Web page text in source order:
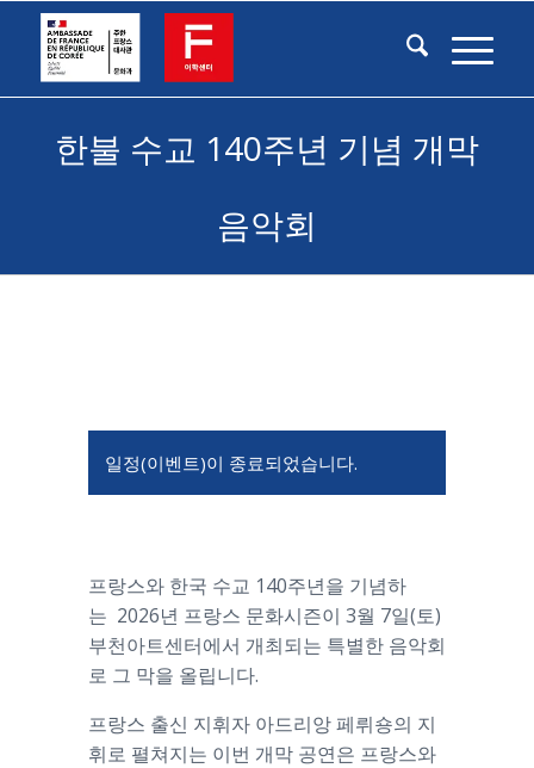
한불 수교 140주년 기념 개막
음악회
일정(이벤트)이 종료되었습니다.
프랑스와 한국 수교 140주년을 기념하
는 2026년 프랑스 문화시즌이 3월 7일(토)
부천아트센터에서 개최되는 특별한 음악회
로 그 막을 올립니다.
프랑스 출신 지휘자 아드리앙 페뤼숑의 지
휘로 펼쳐지는 이번 개막 공연은 프랑스와